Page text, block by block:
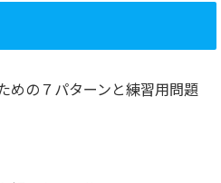
めの７パターンと練習用問題